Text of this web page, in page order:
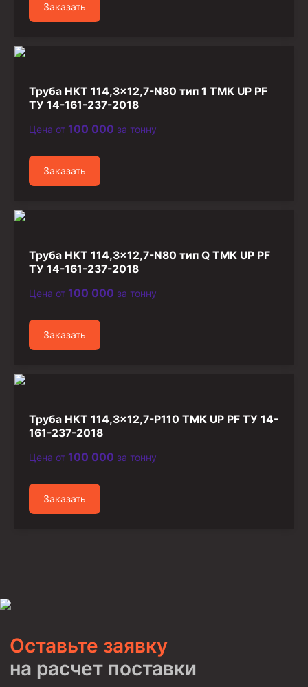
Заказать
Труба НКТ 114,3×12,7-N80 тип 1 TMK UP PF
ТУ 14-161-237-2018
Цена от 100 000 за тонну
Заказать
Труба НКТ 114,3×12,7-N80 тип Q TMK UP PF
ТУ 14-161-237-2018
Цена от 100 000 за тонну
Заказать
Труба НКТ 114,3×12,7-P110 TMK UP PF ТУ 14-
161-237-2018
Цена от 100 000 за тонну
Заказать
Оставьте заявку
на расчет поставки